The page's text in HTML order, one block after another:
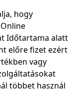
hogy
Időtartama alatt
előre fizet ezért
vagy
többet használ